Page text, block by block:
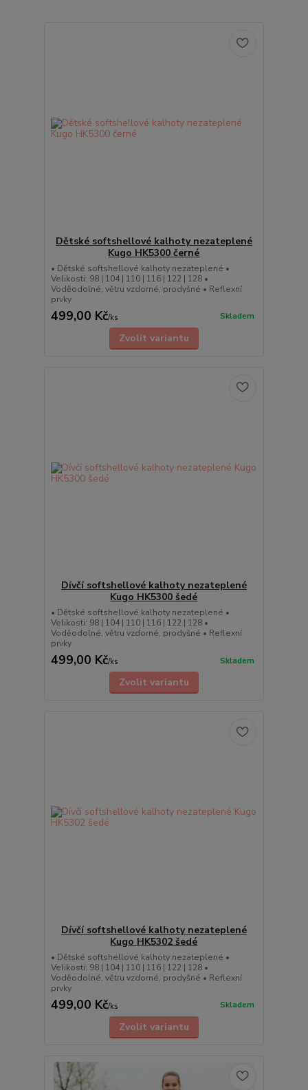
Dětské softshellové kalhoty nezateplené
Kugo HK5300 černé
• Dětské softshellové kalhoty nezateplené •
Velikosti: 98 | 104 | 110 | 116 | 122 | 128 •
Voděodolné, větru vzdorné, prodyšné • Reflexní
prvky
499,00 Kč/ks Skladem
Zvolit variantu
Dívčí softshellové kalhoty nezateplené
Kugo HK5300 šedé
• Dětské softshellové kalhoty nezateplené •
Velikosti: 98 | 104 | 110 | 116 | 122 | 128 •
Voděodolné, větru vzdorné, prodyšné • Reflexní
prvky
499,00 Kč/ks Skladem
Zvolit variantu
Dívčí softshellové kalhoty nezateplené
Kugo HK5302 šedé
• Dětské softshellové kalhoty nezateplené •
Velikosti: 98 | 104 | 110 | 116 | 122 | 128 •
Voděodolné, větru vzdorné, prodyšné • Reflexní
prvky
499,00 Kč/ks Skladem
Zvolit variantu